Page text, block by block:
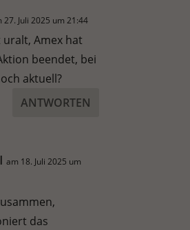
27. Juli 2025 um 21:44
uralt, Amex hat
beendet, bei
aktuell?
ANTWORTEN
am 18. Juli 2025 um
das